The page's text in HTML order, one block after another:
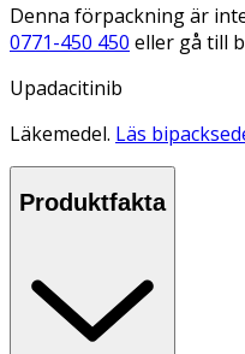
Denna förpackning är
0771-450 450 eller gå till
Upadacitinib
Läkemedel. Läs
Produktfakta